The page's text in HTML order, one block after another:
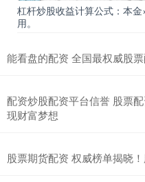
杠杆炒股收益计算公式：本
用。
能看盘的配资 全国最权威股
配资炒股配资平台信誉 股票
现财富梦想
股票期货配资 权威榜单揭晓